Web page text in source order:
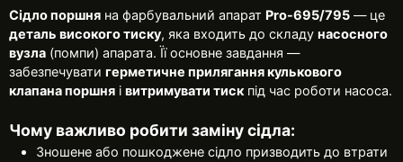
Сідло поршня на фарбувальний апарат Pro-695/795 — це
деталь високого тиску, яка входить до складу насосного
вузла (помпи) апарата. Її основне завдання —
забезпечувати герметичне прилягання кулькового
клапана поршня і витримувати тискпід час роботи насоса.
Чому важливо робити заміну сідла:
Зношене або пошкоджене сідло призводить до втрати